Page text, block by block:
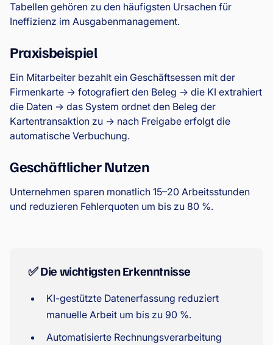
Tabellen gehören zu den häufigsten Ursachen für
Ineffizienz im Ausgabenmanagement.
Praxisbeispiel
Ein Mitarbeiter bezahlt ein Geschäftsessen mit der
Firmenkarte → fotografiert den Beleg → die KI extrahiert
die Daten → das System ordnet den Beleg der
Kartentransaktion zu → nach Freigabe erfolgt die
automatische Verbuchung.
Geschäftlicher Nutzen
Unternehmen sparen monatlich 15–20 Arbeitsstunden
und reduzieren Fehlerquoten um bis zu 80 %.
✅ Die wichtigsten Erkenntnisse
KI-gestützte Datenerfassung reduziert
manuelle Arbeit um bis zu 90 %.
Automatisierte Rechnungsverarbeitung